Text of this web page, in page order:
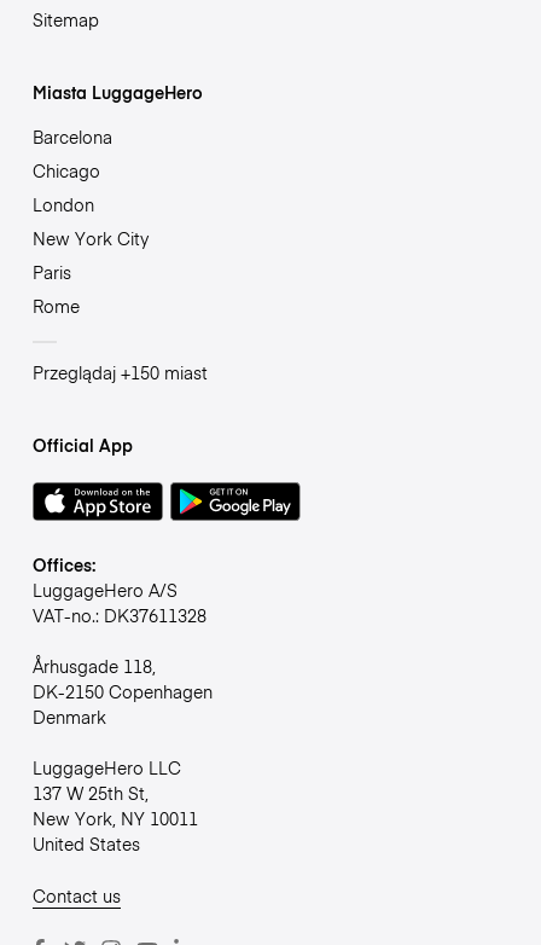
Sitemap
Miasta LuggageHero
Barcelona
Chicago
London
New York City
Paris
Rome
Przeglądaj +150 miast
Official App
Offices:
LuggageHero A/S
VAT-no.: DK37611328
Århusgade 118,
DK-2150 Copenhagen
Denmark
LuggageHero LLC
137 W 25th St,
New York, NY 10011
United States
Contact us